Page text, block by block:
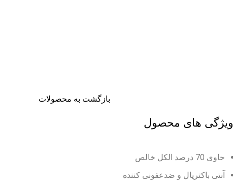
بازگشت به محصولات
ویژگی های محصول
حاوی 70 درصد الکل خالص
آنتی باکتریال و ضدعفونی کننده